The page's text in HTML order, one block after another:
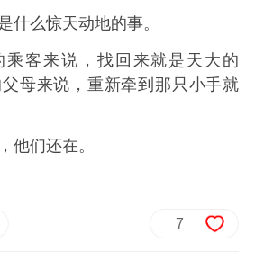
什么惊天动地的事。
乘客来说，找回来就是天大的
母来说，重新牵到那只小手就
他们还在。
7